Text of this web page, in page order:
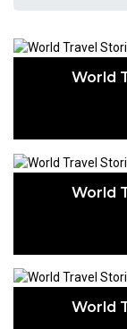
World
World
World